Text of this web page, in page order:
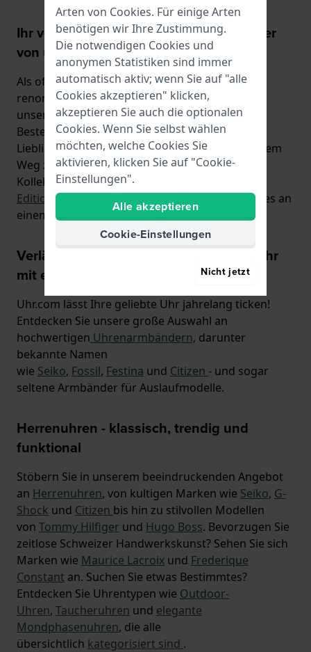
Ihr vertrauenswürdiger offizieller Händler
von über 70 Uhrenmarken
Als offizieller Händler führen wir mehr als 70
renommierte Uhrenmarken, die wir direkt von
unserem eigenen Lager aus versenden können.
Bestellen Sie an einem Wochentag, und Ihre
Lieblingsuhr ist innerhalb von 24 Stunden auf dem
Weg zu Ihnen! Entdecken Sie unsere exklusiven
Kollektionen vonlimitierten
Editionen
und
Uhren- alles an
einem Ort.
Verlängern Sie die Lebensdauer Ihrer Uhr
mit einem neuen Uhrenarmband
Uhr.com lässt Ihre geliebte Uhr jahrelang ticken!
Entdecken Sie unsere große Auswahl an
hochwertigen Uhrenarmbändern, darunter
bekannte Namen
wie Seiko, Fossil, Festina und Citizen - und sogar
seltene Armbänder für Auslaufmodelle.
Herrenuhren - klassisch, trendig und
funktional
Stöbern Sie in unserem beeindruckenden Angebot
an Herrenuhren, von kultigen Marken wie Seiko, G-
Shock und Citizen bis hin zu stilvollen Modellen
von Tommy Hilfiger und Hugo Boss. Bevorzugen Sie
zeitlose Schweizer Handwerkskunst? Sehen Sie sich
Marken wie Maurice Lacroix und Frederique
Constant an. Suchen Sie etwas Bestimmtes?
Entdecken Sie Uhrentypen wie Outdoor-
Uhren, Taucheruhren und elegante
Mondphasenuhren, die alle
übersichtlich kategorisiert sind .
Arten von Cookies. Für einige Arten
benötigen wir Ihre Zustimmung.
Die notwendigen Cookies und
anonymen Statistiken sind immer
automatisch aktiv; wenn Sie auf "alle
Cookies akzeptieren" klicken,
akzeptieren Sie auch die optionalen
Cookies. Wenn Sie selbst wählen
möchten, welche Cookies Sie
aktivieren, klicken Sie auf "Cookie-
Einstellungen".
Alle akzeptieren
Cookie-Einstellungen
Nicht jetzt